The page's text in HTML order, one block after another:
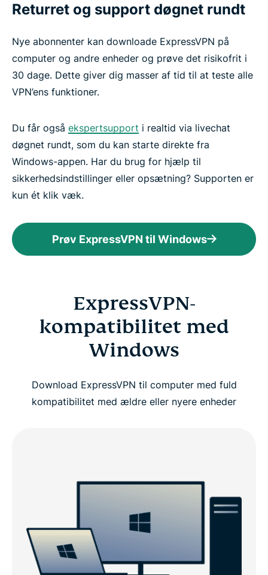
Returret og support døgnet rundt
Nye abonnenter kan downloade ExpressVPN på
computer og andre enheder og prøve det risikofrit i
30 dage. Dette giver dig masser af tid til at teste alle
VPN’ens funktioner.
Du får også ekspertsupport i realtid via livechat
døgnet rundt, som du kan starte direkte fra
Windows-appen. Har du brug for hjælp til
sikkerhedsindstillinger eller opsætning? Supporten er
kun ét klik væk.
Prøv ExpressVPN til Windows
ExpressVPN-
kompatibilitet med
Windows
Download ExpressVPN til computer med fuld
kompatibilitet med ældre eller nyere enheder